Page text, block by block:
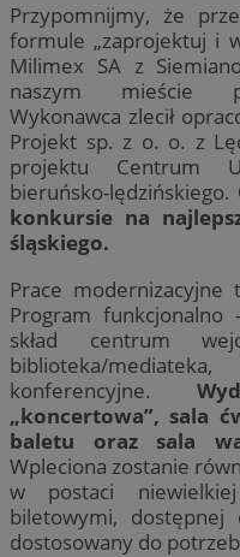
Przypomnijmy, że
formule „zaprojektuj i
Milimex SA z
naszym mieście
Wykonawca zlecił
Projekt sp. z o. o. z
projektu Centrum
bieruńsko-lędzińskiego.
konkursie na
śląskiego.
Prace modernizacyjne
Program
skład centrum
biblioteka/
konferencyjne.
„koncertowa”, sala
baletu oraz sala
Wpleciona zostanie
w postaci
biletowymi, dostępnej
dostosowany do